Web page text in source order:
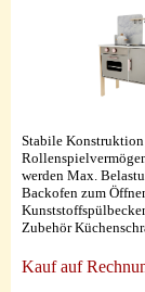
Stabile
werden Max.
Backofen zum
Zubehör
Kauf auf